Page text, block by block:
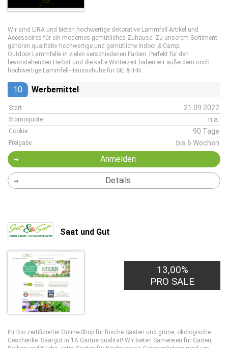
Wir sind LIRA und bieten hochwertige dekorative Lammfell-Artikel und
Accessoires für ein modernes gemütliches Zuhause. Zu unserem Sortiment
gehören qualitativ hochwertige und gemütliche Indoor & Camp;
Outdoor Lammfelle in vielen verschiedenen Farben. Perfekt für den
bevorstehenden Herbst und die kalte Winterzeit haben wir außerdem noch
hochwertige Lammfell-Hausschuhe für SIE & IHN.
10 Werbemittel
Start 21.09.2022
Stornoquote n.a.
Cookie 90 Tage
Freigabe bis 6 Wochen
Anmelden
Details
Saat und Gut
13,00%
PRO SALE
Ihr Bio zertifizierter Online-Shop für frische Saaten und grüne, ökologische
Geschenke. Saatgut in 1A Gärtnerqualität! Wir bieten Sämereien für Garten,